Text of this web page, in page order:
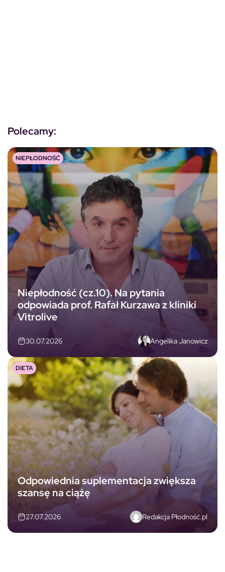
Polecamy:
Niepłodność (cz.10). Na pytania
odpowiada prof. Rafał Kurzawa z kliniki
Vitrolive
30.07.2026 Angelika Janowicz
NIEPŁODNOŚĆ
Odpowiednia suplementacja zwiększa
szansę na ciążę
27.07.2026 Redakcja Płodność.pl
DIETA